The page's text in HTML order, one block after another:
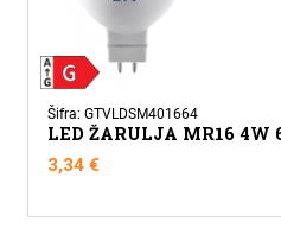
Šifra: GTVLDSM401664
LED ŽARULJA MR16 4W
3,34€